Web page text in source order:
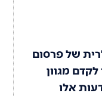
של פרסום
מגוון
אלו